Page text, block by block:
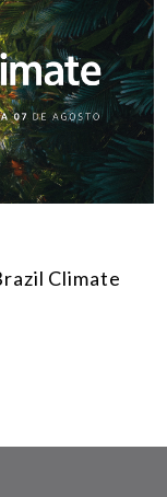
Climate